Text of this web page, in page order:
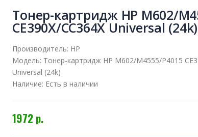
Тонер-картридж HP M602/
CE390X/CC364X Universal
Производитель: HP
Модель: Тонер-картридж HP M602/M4555/P4015
Universal (24k)
Наличие: Есть в наличии
1972 р.